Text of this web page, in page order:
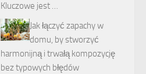
Kluczowe jest …
Jak łączyć zapachy w
domu, by stworzyć
harmonijną i trwałą kompozycję
bez typowych błędów